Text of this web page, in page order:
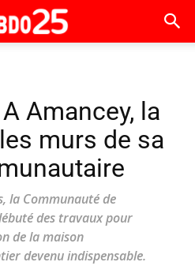
Amancey, la
murs de sa
la Communauté de
des travaux pour
de la maison
devenu indispensable.